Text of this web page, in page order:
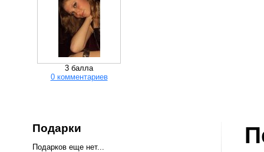
3 балла
0 комментариев
Подарки
Подарков еще нет...